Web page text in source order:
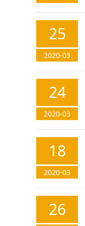
25
2020-03
24
2020-03
18
2020-03
26